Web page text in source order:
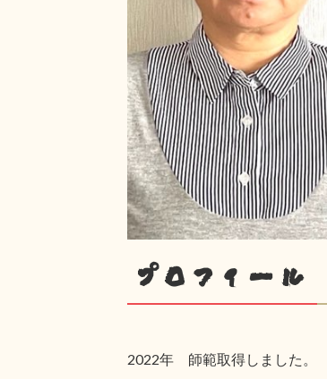
プロフィール
2022年 師範取得しました。